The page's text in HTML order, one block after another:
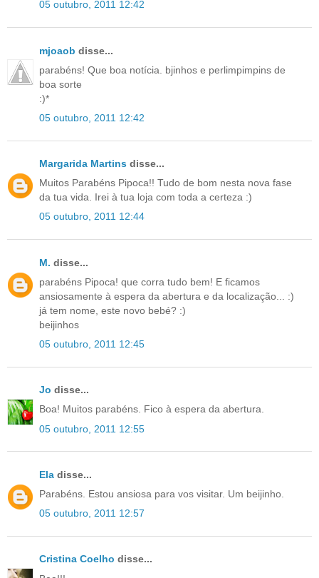
05 outubro, 2011 12:42
mjoaob disse...
parabéns! Que boa notícia. bjinhos e perlimpimpins de
boa sorte
:)*
05 outubro, 2011 12:42
Margarida Martins disse...
Muitos Parabéns Pipoca!! Tudo de bom nesta nova fase
da tua vida. Irei à tua loja com toda a certeza :)
05 outubro, 2011 12:44
M. disse...
parabéns Pipoca! que corra tudo bem! E ficamos
ansiosamente à espera da abertura e da localização... :)
já tem nome, este novo bebé? :)
beijinhos
05 outubro, 2011 12:45
Jo disse...
Boa! Muitos parabéns. Fico à espera da abertura.
05 outubro, 2011 12:55
Ela disse...
Parabéns. Estou ansiosa para vos visitar. Um beijinho.
05 outubro, 2011 12:57
Cristina Coelho disse...